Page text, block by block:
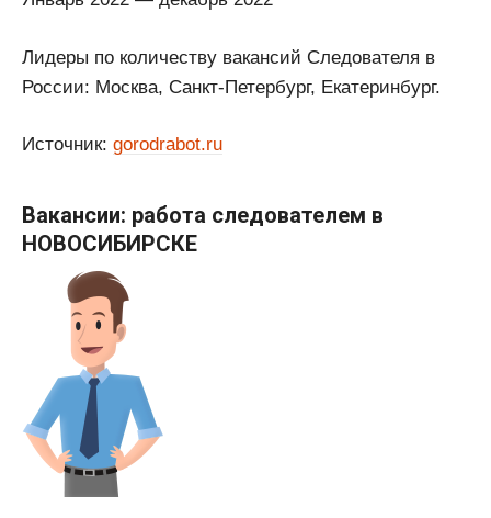
Лидеры по количеству вакансий Следователя в
России: Москва, Санкт-Петербург, Екатеринбург.
Источник: gorodrabot.ru
Вакансии: работа следователем в
НОВОСИБИРСКЕ